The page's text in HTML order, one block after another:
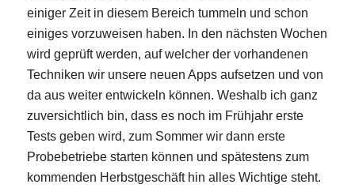
einiger Zeit in diesem Bereich tummeln und schon
einiges vorzuweisen haben. In den nächsten Wochen
wird geprüft werden, auf welcher der vorhandenen
Techniken wir unsere neuen Apps aufsetzen und von
da aus weiter entwickeln können. Weshalb ich ganz
zuversichtlich bin, dass es noch im Frühjahr erste
Tests geben wird, zum Sommer wir dann erste
Probebetriebe starten können und spätestens zum
kommenden Herbstgeschäft hin alles Wichtige steht.